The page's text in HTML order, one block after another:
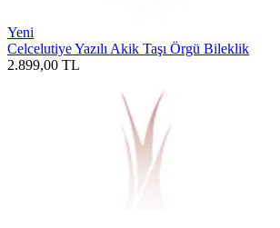
Yeni
Celcelutiye Yazılı Akik Taşı Örgü Bileklik
2.899,00 TL